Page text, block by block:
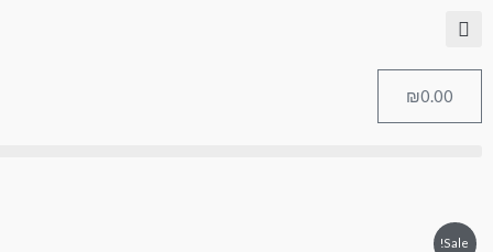
₪0.00
עגלת
קניות
Sale!